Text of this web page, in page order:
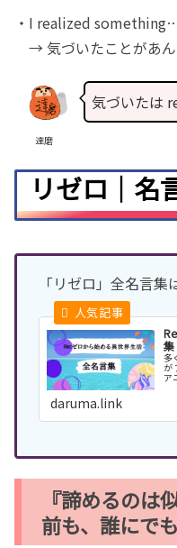
・I realized
→ 気づいたことがあん
達磨
気づいたは
リゼロ｜名
「リゼロ」全名言集
集
多
が
ア
か
daruma.link
『諦めるのは
前も、誰にで